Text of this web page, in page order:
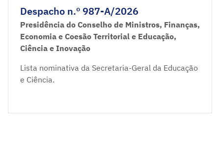
Despacho n.º 987-A/2026
Presidência do Conselho de Ministros, Finanças,
Economia e Coesão Territorial e Educação,
Ciência e Inovação
Lista nominativa da Secretaria-Geral da Educação
e Ciência.